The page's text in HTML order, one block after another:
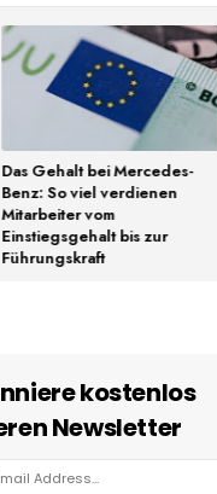
Das Gehalt bei Mercedes-
Benz: So viel verdienen
Mitarbeiter vom
Einstiegsgehalt bis zur
Führungskraft